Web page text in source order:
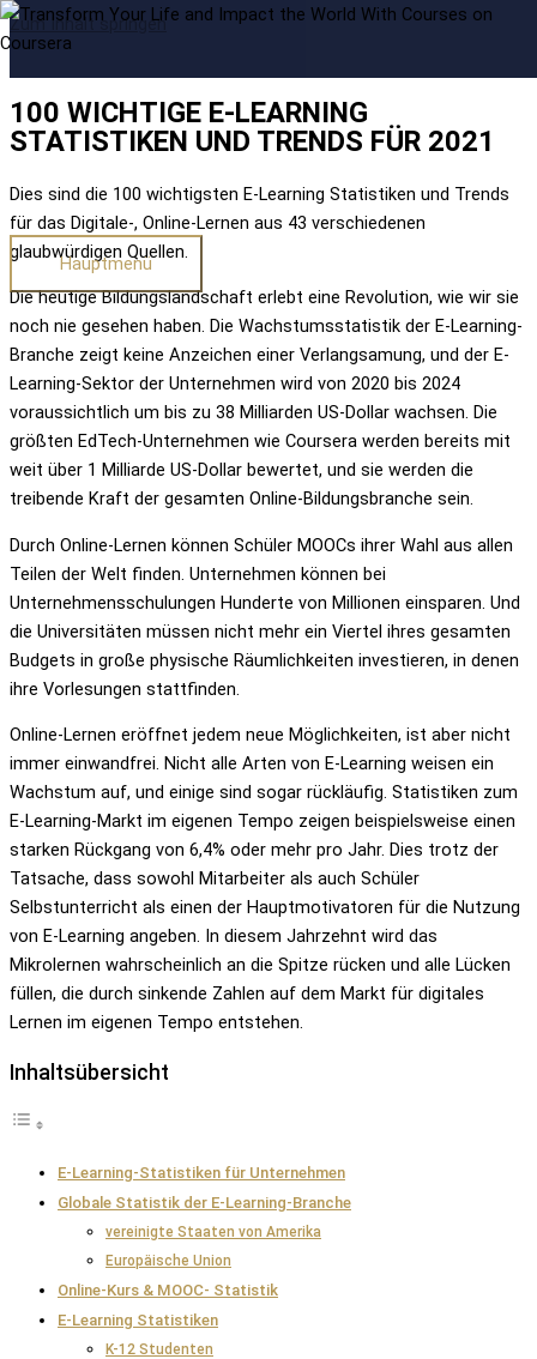
Zum Inhalt springen
Hauptmenü
100 WICHTIGE E-LEARNING
STATISTIKEN UND TRENDS FÜR 2021
Dies sind die 100 wichtigsten E-Learning Statistiken und Trends
für das Digitale-, Online-Lernen aus 43 verschiedenen
glaubwürdigen Quellen.
Die heutige Bildungslandschaft erlebt eine Revolution, wie wir sie
noch nie gesehen haben. Die Wachstumsstatistik der E-Learning-
Branche zeigt keine Anzeichen einer Verlangsamung, und der E-
Learning-Sektor der Unternehmen wird von 2020 bis 2024
voraussichtlich um bis zu 38 Milliarden US-Dollar wachsen. Die
größten EdTech-Unternehmen wie Coursera werden bereits mit
weit über 1 Milliarde US-Dollar bewertet, und sie werden die
treibende Kraft der gesamten Online-Bildungsbranche sein.
Durch Online-Lernen können Schüler MOOCs ihrer Wahl aus allen
Teilen der Welt finden. Unternehmen können bei
Unternehmensschulungen Hunderte von Millionen einsparen. Und
die Universitäten müssen nicht mehr ein Viertel ihres gesamten
Budgets in große physische Räumlichkeiten investieren, in denen
ihre Vorlesungen stattfinden.
Online-Lernen eröffnet jedem neue Möglichkeiten, ist aber nicht
immer einwandfrei. Nicht alle Arten von E-Learning weisen ein
Wachstum auf, und einige sind sogar rückläufig. Statistiken zum
E-Learning-Markt im eigenen Tempo zeigen beispielsweise einen
starken Rückgang von 6,4% oder mehr pro Jahr. Dies trotz der
Tatsache, dass sowohl Mitarbeiter als auch Schüler
Selbstunterricht als einen der Hauptmotivatoren für die Nutzung
von E-Learning angeben. In diesem Jahrzehnt wird das
Mikrolernen wahrscheinlich an die Spitze rücken und alle Lücken
füllen, die durch sinkende Zahlen auf dem Markt für digitales
Lernen im eigenen Tempo entstehen.
Inhaltsübersicht
E-Learning-Statistiken für Unternehmen
Globale Statistik der E-Learning-Branche
vereinigte Staaten von Amerika
Europäische Union
Online-Kurs & MOOC- Statistik
E-Learning Statistiken
K-12 Studenten